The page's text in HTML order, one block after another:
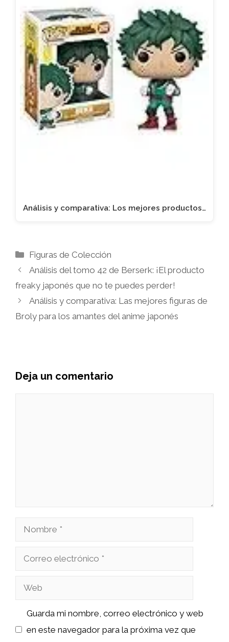
Análisis y comparativa: Los mejores productos…
Categorías
Figuras de Colección
Análisis del tomo 42 de Berserk: ¡El producto
freaky japonés que no te puedes perder!
Análisis y comparativa: Las mejores figuras de
Broly para los amantes del anime japonés
Deja un comentario
Nombre
Correo
Web
Guarda mi nombre, correo electrónico y web
en este navegador para la próxima vez que